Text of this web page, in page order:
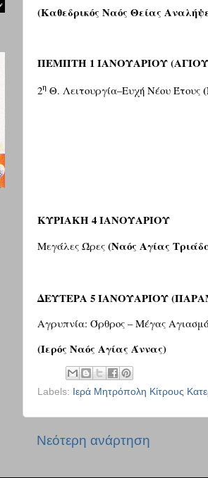
(Καθεδρικός Ναός Θείας
ΠΕΜΠΤΗ 1 ΙΑΝΟΥΑΡΙΟΥ
2η Θ. Λειτουργία–Ευχή Νέου Έτους
ΚΥΡΙΑΚΗ 4 ΙΑΝΟΥΑΡΙΟΥ
Μεγάλες Ώρες (Ναός Αγίας
ΔΕΥΤΕΡΑ 5 ΙΑΝΟΥΑΡΙΟΥ
Αγρυπνία: Όρθρος – Μέγας
(Ιερός Ναός Αγίας Άννας)
Labels: Ιερά Μητρόπολη Κίτρους
Νεότερη ανάρτηση